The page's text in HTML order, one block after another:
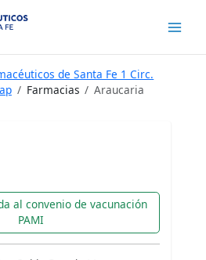
de Santa Fe 1 Circ.
Farmacias Araucaria
al convenio de vacunación
PAMI